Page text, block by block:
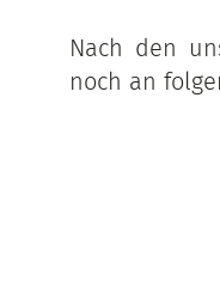
Nach den
noch an